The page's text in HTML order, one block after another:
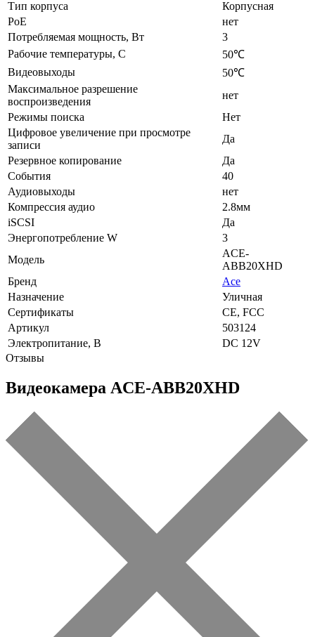
Тип корпуса
Корпусная
PoE
нет
Потребляемая мощность, Вт
3
Рабочие температуры, С
50℃
Видеовыходы
50℃
Максимальное разрешение
воспроизведения
нет
Режимы поиска
Нет
Цифровое увеличение при просмотре
записи
Да
Резервное копирование
Да
События
40
Аудиовыходы
нет
Компрессия аудио
2.8мм
iSCSI
Да
Энергопотребление W
3
Модель
ACE-
ABB20XHD
Бренд
Ace
Назначение
Уличная
Сертификаты
CE, FCC
Артикул
503124
Электропитание, В
DC 12V
Отзывы
Видеокамера ACE-ABB20XHD